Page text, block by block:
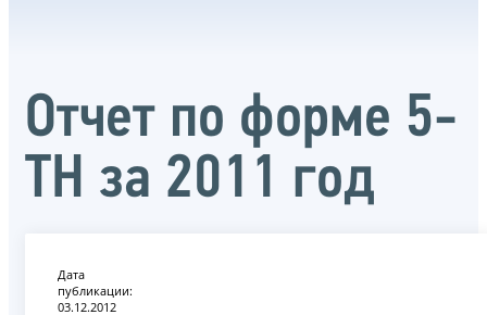
Отчет по форме 5-
ТН за 2011 год
Дата
публикации:
03.12.2012